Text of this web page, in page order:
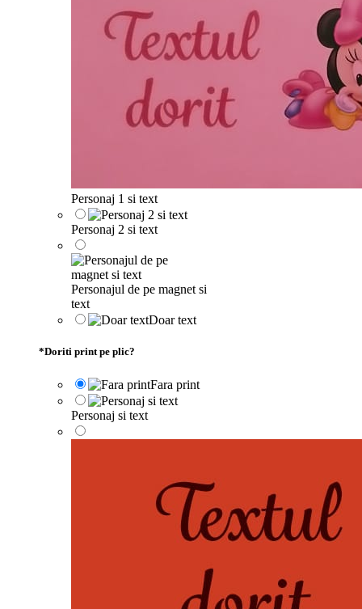
Personaj 1 si text
Personaj 2 si text
Personajul de pe magnet si
text
Doar text
*Doriti print pe plic?
Fara print
Personaj si text